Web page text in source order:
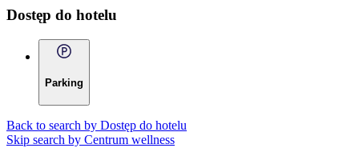
Dostęp do hotelu
Parking
Back to search by Dostęp do hotelu
Skip search by Centrum wellness